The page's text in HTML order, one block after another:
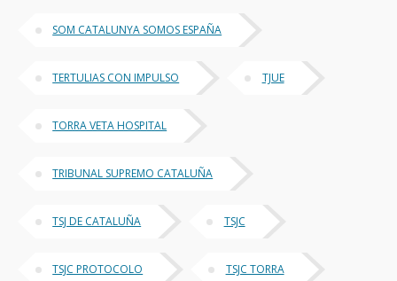
SOM CATALUNYA SOMOS ESPAÑA
TERTULIAS CON IMPULSO TJUE
TORRA VETA HOSPITAL
TRIBUNAL SUPREMO CATALUÑA
TSJ DE CATALUÑA TSJC
TSJC PROTOCOLO TSJC TORRA